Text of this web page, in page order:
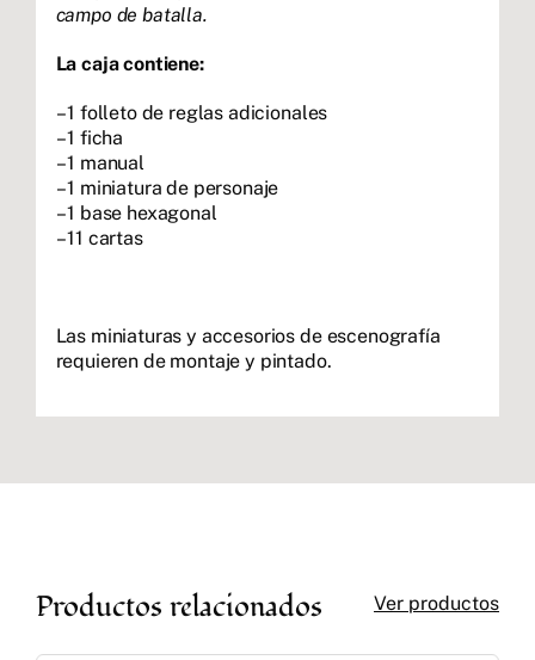
campo de batalla.
La caja contiene:
– 1 folleto de reglas adicionales
– 1 ficha
– 1 manual
– 1 miniatura de personaje
– 1 base hexagonal
– 11 cartas
Las miniaturas y accesorios de escenografía
requieren de montaje y pintado.
Productos relacionados Ver productos